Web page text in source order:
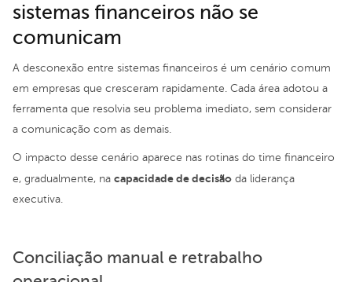
sistemas financeiros não se
comunicam
A desconexão entre sistemas financeiros é um cenário comum
em empresas que cresceram rapidamente. Cada área adotou a
ferramenta que resolvia seu problema imediato, sem considerar
a comunicação com as demais.
O impacto desse cenário aparece nas rotinas do time financeiro
e, gradualmente, na capacidade de decisão da liderança
executiva.
Conciliação manual e retrabalho